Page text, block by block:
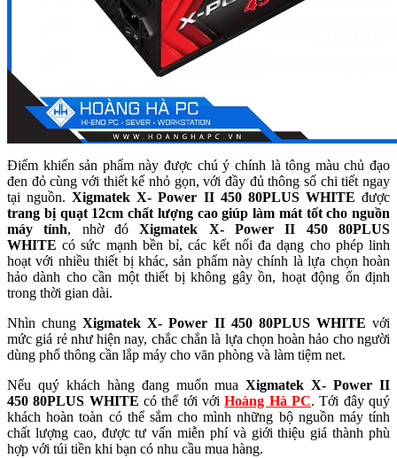
Điểm khiến sản phẩm này được chú ý chính là tông màu chủ đạo
đen đỏ cùng với thiết kế nhỏ gọn, với đầy đủ thông số chi tiết ngay
tại nguồn.Xigmatek X- Power II 450 80PLUS WHITEđược
trang bị quạt 12cm chất lượng cao giúp làm mát tốt cho nguồn
máy tính, nhờ đóXigmatek X- Power II 450
80PLUS
WHITEcó sức mạnh bền bỉ, các kết nối đa dạng cho phép linh
hoạt với nhiều thiết bị khác, sản phẩm này chính là lựa chọn hoàn
hảo dành cho cần một thiết bị không gây ồn, hoạt động ổn định
trong thời gian dài.
Nhìn chungXigmatek X- Power II 450 80PLUS WHITEvới
mức giá rẻ như hiện nay, chắc chắn là lựa chọn hoàn hảo cho người
dùng phổ thông cần lắp máy cho văn phòng và làm tiệm net.
Nếu quý khách hàng đang muốn muaXigmatek X- Power II
450 80PLUS WHITE có thể tới vớiHoàng Hà PC. Tới đây quý
khách hoàn toàn có thể sắm cho mình những bộ nguồn máy tính
chất lượng cao, được tư vấn miễn phí và giới thiệu giá thành phù
hợp với túi tiền khi bạn có nhu cầu mua hàng.